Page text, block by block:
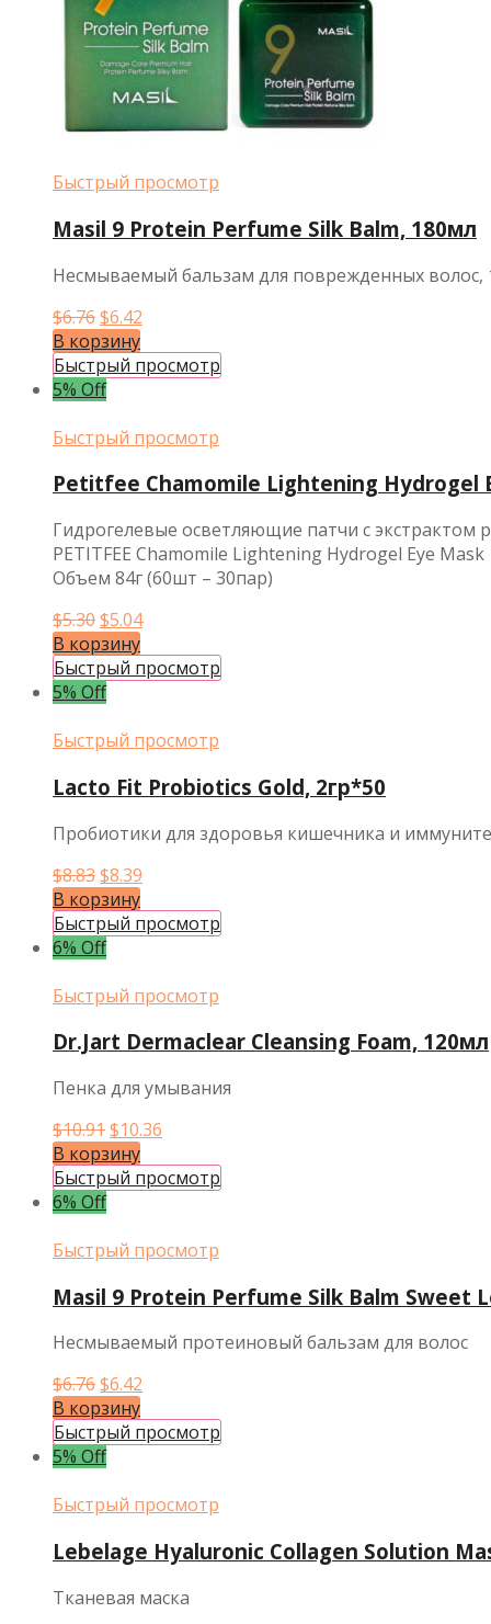
Быстрый просмотр
Masil 9 Protein Perfume Silk Balm, 180мл
Несмываемый бальзам для поврежденных волос,
$6.76Первоначальная
цена
составляла
$6.76.
$6.42
$6.42.
В корзину
Быстрый просмотр
5% Off
Быстрый просмотр
Petitfee Chamomile Lightening Hydrogel
Гидрогелевые осветляющие патчи с экстрактом
PETITFEE Chamomile Lightening Hydrogel Eye Mask
Объем 84г (60шт – 30пар)
$5.30Первоначальная
цена
составляла
$5.30.
$5.04Текущая
$5.04.
В корзину
Быстрый просмотр
5% Off
Быстрый просмотр
Lacto Fit Probiotics Gold, 2гр*50
Пробиотики для здоровья кишечника и
$8.83Первоначальная
цена
составляла
$8.83.
$8.39
$8.39.
В корзину
Быстрый просмотр
6% Off
Быстрый просмотр
Dr.Jart Dermaclear Cleansing Foam, 120мл
Пенка для умывания
$10.91Первоначальная
цена
составляла
$10.36
$10.36.
В корзину
Быстрый просмотр
6% Off
Быстрый просмотр
Masil 9 Protein Perfume Silk Balm Sweet
Несмываемый протеиновый бальзам для волос
$6.76Первоначальная
цена
составляла
$6.76.
$6.42
$6.42.
В корзину
Быстрый просмотр
5% Off
Быстрый просмотр
Lebelage Hyaluronic Collagen Solution
Тканевая маска